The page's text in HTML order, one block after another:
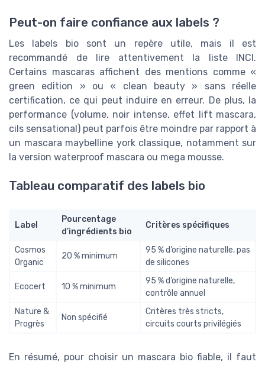
Peut-on faire confiance aux labels ?
Les labels bio sont un repère utile, mais il est
recommandé de lire attentivement la liste INCI.
Certains mascaras affichent des mentions comme «
green edition » ou « clean beauty » sans réelle
certification, ce qui peut induire en erreur. De plus, la
performance (volume, noir intense, effet lift mascara,
cils sensational) peut parfois être moindre par rapport à
un mascara maybelline york classique, notamment sur
la version waterproof mascara ou mega mousse.
Tableau comparatif des labels bio
Label
Pourcentage
d’ingrédients bio
Critères spécifiques
Cosmos
Organic
20 % minimum
95 % d’origine naturelle, pas
de silicones
Ecocert 10 % minimum
95 % d’origine naturelle,
contrôle annuel
Nature &
Progrès
Non spécifié
Critères très stricts,
circuits courts privilégiés
En résumé, pour choisir un mascara bio fiable, il faut